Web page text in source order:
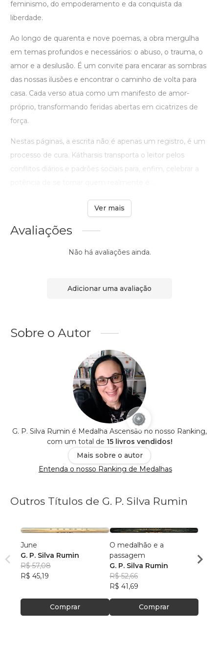
feminismo, do empoderamento e da conquista da
liberdade.
Ao longo de quarenta e nove poemas, a obra mergulha
em temas profundos e necessários: o abuso, o trauma, o
amor e a desilusão. É um convite para encarar as sombras
das nossas ilusões e encontrar o caminho de volta para
casa. Cada verso atua como um manifesto de amor-
próprio, transformando feridas abertas em cicatrizes de
força.
Nestas páginas, a escrita não é apenas um registro, é um
processo de cura. Kátharsis transporta o leitor pelos
conflitos diários e padrões sociais para, enfim, celebrar a
Ver mais
Avaliações
Não há avaliações ainda.
Adicionar uma avaliação
Sobre o Autor
G. P. Silva Rumin é Medalha Ascensão no nosso Ranking,
com um total de 15 livros vendidos!
Mais sobre o autor
Entenda o nosso Ranking de Medalhas
Outros Títulos de G. P. Silva Rumin
June
G. P. Silva Rumin
R$ 57,08
R$ 45,19
Comprar
O medalhão e a
passagem
G. P. Silva Rumin
R$ 52,66
R$ 41,69
Comprar
G. P.